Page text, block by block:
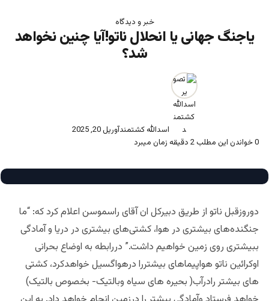
خبر و دیدگاه
یاجنگ جهانی یا انحلال ناتو!آیا چنین نخواهد
شد؟
اسدالله کشتمندآوریل 20, 2025
0خواندن این مطلب 2 دقیقه زمان میبرد
دوروزقبل ناتو از طریق دبیرکل ان آقای راسموسن اعلام کرد که: “ما
جنگنده‌های بیشتری در هوا، کشتی‌های بیشتری در دریا و آمادگی
ببیشتری روی زمین خواهیم داشت.” دررابطه به اوضاع بحرانی
اوکرائین ناتو هواپیماهای بیشتررا درهواگسیل خواهدکرد، کشتی
های بیشتر رادرآب( بحیره های سیاه وبالتیک- بخصوص بالتیک)